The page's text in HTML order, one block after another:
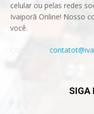
celular ou pelas redes
Ivaiporã Online! Nosso
você.
SIGA